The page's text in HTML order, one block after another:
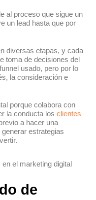
al proceso que sigue un
un lead hasta que por
diversas etapas, y cada
toma de decisiones del
usado, pero por lo
la consideración e
porque colabora con
la conducta los clientes
a hacer una
estrategias
de